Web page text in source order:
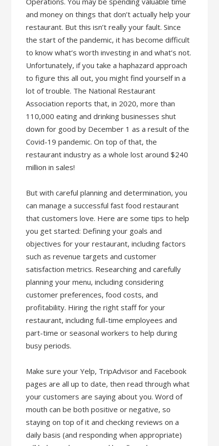
and money on things that don’t actually help your
restaurant. But this isn’t really your fault. Since
the start of the pandemic, it has become difficult
to know what’s worth investing in and what’s not.
Unfortunately, if you take a haphazard approach
to figure this all out, you might find yourself in a
lot of trouble. The National Restaurant
Association reports that, in 2020, more than
110,000 eating and drinking businesses shut
down for good by December 1 as a result of the
Covid-19 pandemic. On top of that, the
restaurant industry as a whole lost around $240
million in sales!
But with careful planning and determination, you
can manage a successful fast food restaurant
that customers love. Here are some tips to help
you get started: Defining your goals and
objectives for your restaurant, including factors
such as revenue targets and customer
satisfaction metrics. Researching and carefully
planning your menu, including considering
customer preferences, food costs, and
profitability. Hiring the right staff for your
restaurant, including full-time employees and
part-time or seasonal workers to help during
busy periods.
Make sure your Yelp, TripAdvisor and Facebook
pages are all up to date, then read through what
your customers are saying about you. Word of
mouth can be both positive or negative, so
staying on top of it and checking reviews on a
daily basis (and responding when appropriate)